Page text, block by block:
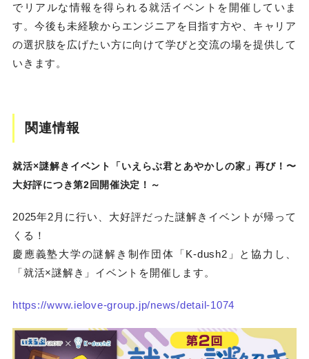
でリアルな情報を得られる就活イベントを開催していま
す。今後も未経験からエンジニアを目指す方や、キャリア
の選択肢を広げたい方に向けて学びと交流の場を提供して
いきます。
関連情報
就活×謎解きイベント「いえらぶ君とあやかしの家」再び！〜
大好評につき第2回開催決定！～
2025年2月に行い、大好評だった謎解きイベントが帰って
くる！
慶應義塾大学の謎解き制作団体「K-dush2」と協力し、
「就活×謎解き」イベントを開催します。
https://www.ielove-group.jp/news/detail-1074